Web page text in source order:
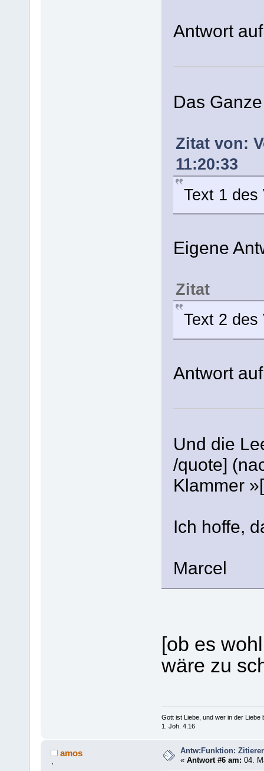
Antwort
Das
Zitat von:
11:20:33
Text 1 des
Eigene
Zitat
Text 2 des
Antwort
Und die
/quote]
Klammer
Ich hoffe,
Marcel
[ob es
wäre zu
Gott ist Liebe, und wer in der Liebe
1. Joh. 4.16
amos
'
Antw:Funktion:
«Antwort #6 am: 04.